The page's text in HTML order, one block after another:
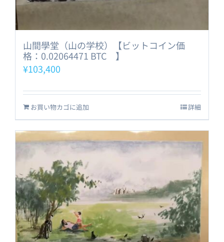
山間學堂（山の学校）【ビットコイン価
格：0.02064471 BTC 】
¥103,400
お買い物カゴに追加 詳細